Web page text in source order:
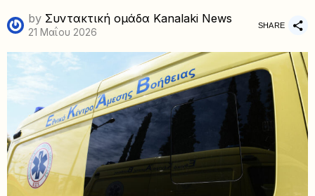
by Συντακτική ομάδα Kanalaki News
21 Μαΐου 2026
SHARE